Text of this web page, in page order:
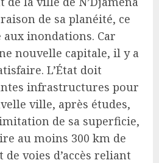
de sa planéité, ce
inondations. Car
nouvelle capitale, il y a
L’État doit
infrastructures pour
ville, après études,
de sa superficie,
au moins 300 km de
voies d’accès reliant